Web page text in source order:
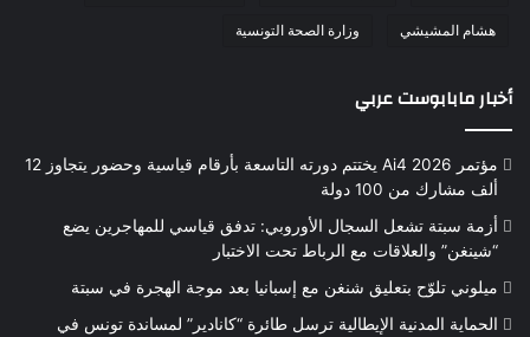
هشام المشيشي وزارة الصحة التونسية
أخبار مابابوست عربي
مؤتمر Ai4 2026 يختتم دورته التاسعة بأرقام قياسية وحضور يتجاوز 12
ألف مشارك من 100 دولة
أزمة سبتة تشعل السجال الأوروبي: تدفق قياسي للمهاجرين يضع
“شينغن” والعلاقات مع الرباط تحت الاختبار
ميلوني تلوّح بتعليق شنغن مع إسبانيا بعد موجة الهجرة في سبتة
الحماية المدنية الإيطالية ترسل طائرة “كانادير” لمساندة تونس في